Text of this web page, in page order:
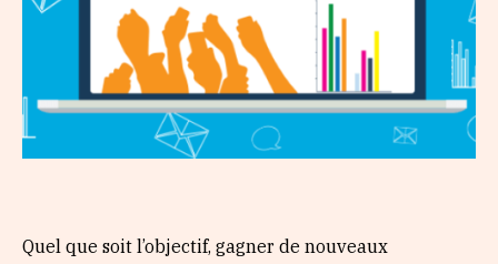
Quel que soit l’objectif, gagner de nouveaux